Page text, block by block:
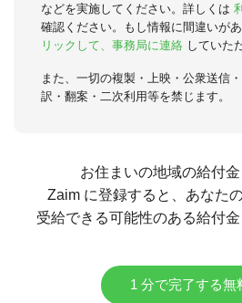
などを実施してください。詳しくは
確認ください。もし情報に間違いが
リックして、事務局に連絡 していた
また、一切の複製・上映・公衆送信
訳・翻案・二次利用等を禁じます。
お住まいの地域の給付金
Zaim に登録すると、あなた
受給できる可能性のある給付金
1 分で完了する無